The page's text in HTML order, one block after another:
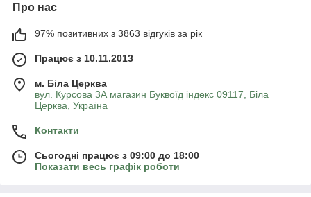
Про нас
97% позитивних з 3863 відгуків за рік
Працює з 10.11.2013
м. Біла Церква
вул. Курсова 3А магазин Буквоїд індекс 09117, Біла
Церква, Україна
Контакти
Сьогодні працює з 09:00 до 18:00
Показати весь графік роботи